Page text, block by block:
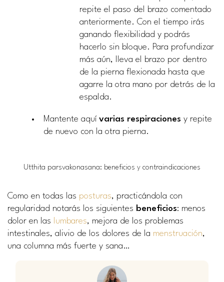
repite el paso del brazo comentado
anteriormente. Con el tiempo irás
ganando flexibilidad y podrás
hacerlo sin bloque. Para profundizar
más aún, lleva el brazo por dentro
de la pierna flexionada hasta que
agarre la otra mano por detrás de la
espalda.
Mantente aquí varias respiraciones y repite
de nuevo con la otra pierna.
Utthita parsvakonasana: beneficios y contraindicaciones
Como en todas las posturas, practicándola con
regularidad notarás los siguientes beneficios: menos
dolor en las
lumbares, mejora de los problemas
intestinales, alivio de los dolores de la menstruación,
una columna más fuerte y sana…